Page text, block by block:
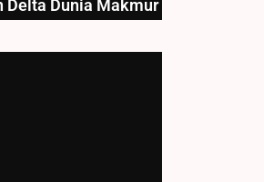
Delta Dunia Makmur